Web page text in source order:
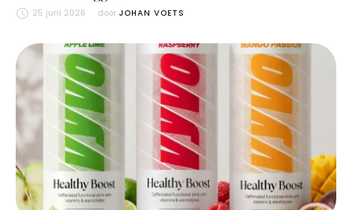
25 juni 2026 door JOHAN VOETS